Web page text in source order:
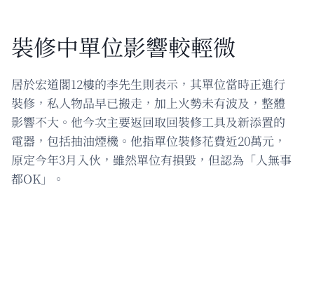
裝修中單位影響較輕微
居於宏道閣12樓的李先生則表示，其單位當時正進行
裝修，私人物品早已搬走，加上火勢未有波及，整體
影響不大。他今次主要返回取回裝修工具及新添置的
電器，包括抽油煙機。他指單位裝修花費近20萬元，
原定今年3月入伙，雖然單位有損毀，但認為「人無事
都OK」。